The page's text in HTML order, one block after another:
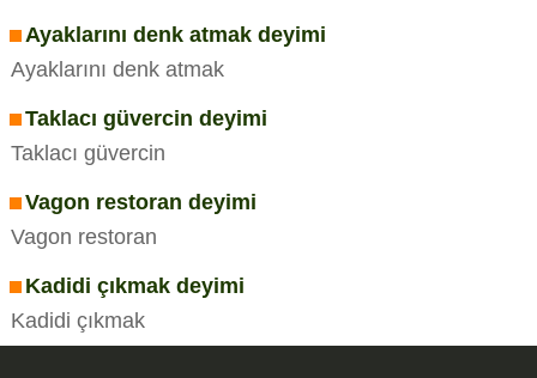
Ayaklarını denk atmak deyimi
Ayaklarını denk atmak
Taklacı güvercin deyimi
Taklacı güvercin
Vagon restoran deyimi
Vagon restoran
Kadidi çıkmak deyimi
Kadidi çıkmak